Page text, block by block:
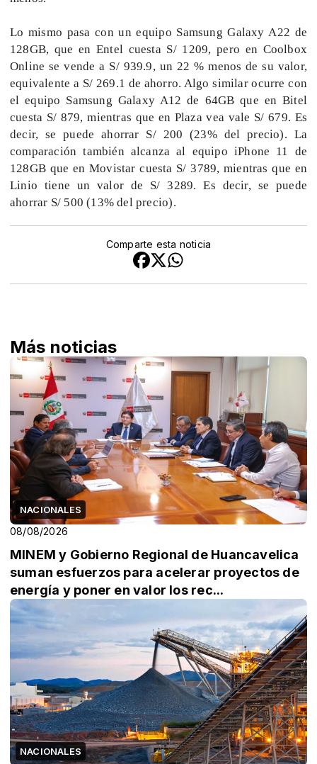
Lo mismo pasa con un equipo Samsung Galaxy A22 de
128GB, que en Entel cuesta S/ 1209, pero en Coolbox
Online se vende a S/ 939.9, un 22 % menos de su valor,
equivalente a S/ 269.1 de ahorro. Algo similar ocurre con
el equipo Samsung Galaxy A12 de 64GB que en Bitel
cuesta S/ 879, mientras que en Plaza vea vale S/ 679. Es
decir, se puede ahorrar S/ 200 (23% del precio). La
comparación también alcanza al equipo iPhone 11 de
128GB que en Movistar cuesta S/ 3789, mientras que en
Linio tiene un valor de S/ 3289. Es decir, se puede
ahorrar S/ 500 (13% del precio).
Comparte esta noticia
Más noticias
NACIONALES
08/08/2026
MINEM y Gobierno Regional de Huancavelica
suman esfuerzos para acelerar proyectos de
energía y poner en valor los rec...
NACIONALES